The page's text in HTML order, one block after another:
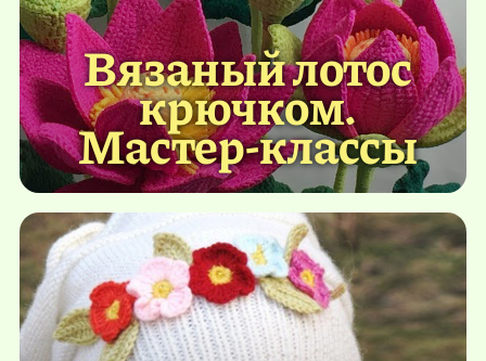
Вязаный лотос
крючком.
Мастер-классы